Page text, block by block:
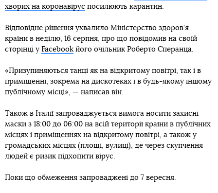
хворих на коронавірус посилюють карантин.
Відповідне рішення ухвалило Міністерство здоров’я
країни в неділю, 16 серпня, про що повідомив на своїй
сторінці у Facebook його очільник Роберто Сперанца.
«Призупиняються танці як на відкритому повітрі, так і в
приміщенні, зокрема на дискотеках і в будь-якому іншому
публічному місці», — написав він.
Також в Італії запроваджується вимога носити захисні
маски з 18:00 до 06:00 на всій території країни в публічних
місцях і приміщеннях на відкритому повітрі, а також у
громадських місцях (площі, вулиці), де через скупчення
людей є ризик підхопити вірус.
Поки що обмеження запроваджені до 7 вересня.